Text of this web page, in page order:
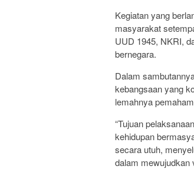
Kegiatan yang
masyarakat
UUD 1945, NKRI,
bernegara.
Dalam
kebangsaan yang
lemahnya
“Tujuan
kehidupan
secara utuh,
dalam mewujudkan